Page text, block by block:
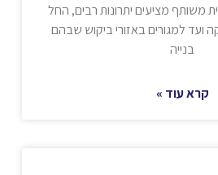
משותף מציעים יתרונות רבים, החל
ועד למגורים באזורי ביקוש שבהם
בנייה
קרא עוד »